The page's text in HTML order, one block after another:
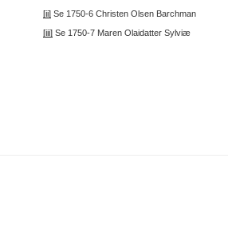
[ii]Se 1750-6 Christen Olsen Barchman
[iii]Se 1750-7 Maren Olaidatter Sylviæ